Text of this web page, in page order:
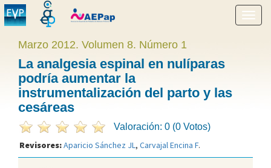
menú
Marzo 2012. Volumen 8. Número 1
La analgesia espinal en nulíparas
podría aumentar la
instrumentalización del parto y las
cesáreas
Valoración: 0 (0 Votos)
Revisores:Aparicio Sánchez JL, Carvajal Encina F.